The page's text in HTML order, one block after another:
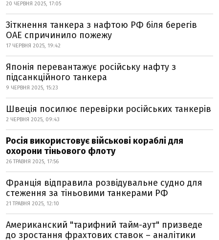
20 ЧЕРВНЯ 2025, 17:05
Зіткнення танкера з нафтою РФ біля берегів
ОАЕ спричинило пожежу
17 ЧЕРВНЯ 2025, 19:42
Японія перевантажує російську нафту з
підсанкційного танкера
9 ЧЕРВНЯ 2025, 15:23
Швеція посилює перевірки російських танкерів
2 ЧЕРВНЯ 2025, 09:43
Росія використовує військові кораблі для
охорони тіньового флоту
26 ТРАВНЯ 2025, 17:56
Франція відправила розвідувальне судно для
стеження за тіньовими танкерами РФ
21 ТРАВНЯ 2025, 12:10
Американский "тарифний тайм-аут" призведе
до зростання фрахтових ставок – аналітики